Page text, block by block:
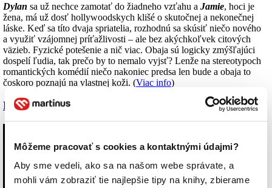
Môžeme pracovať s cookies a kontaktnými údajmi?
Aby sme vedeli, ako sa na našom webe správate, a
mohli vám zobraziť tie najlepšie tipy na knihy, zbierame
Dylan sa už nechce zamotať do žiadneho vzťahu a Jamie, hoci je
žena, má už dosť hollywoodskych klišé o skutočnej a nekonečnej
láske. Keď sa títo dvaja spriatelia, rozhodnú sa skúsiť niečo nového
a využiť vzájomnej príťažlivosti – ale bez akýchkoľvek citových
väzieb. Fyzické potešenie a nič viac. Obaja sú logicky zmýšľajúci
dospelí ľudia, tak prečo by to nemalo vyjsť? Lenže na stereotypoch
romantických komédií niečo nakoniec predsa len bude a obaja to
čoskoro poznajú na vlastnej koži. (Viac info)
Michel Hazanavicius – The Artist